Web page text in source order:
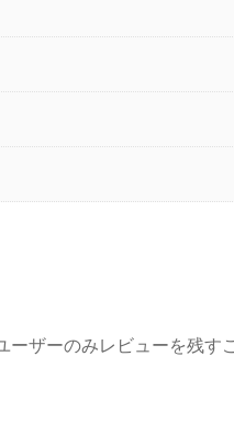
ザーのみレビューを残す